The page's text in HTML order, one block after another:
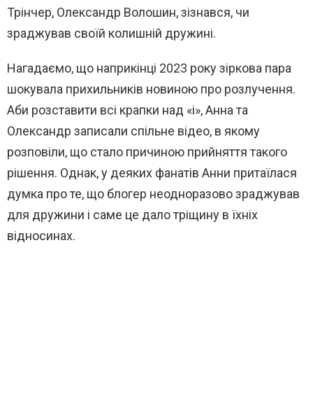
Трінчер, Олександр Волошин, зізнався, чи
зраджував своїй колишній дружині.
Нагадаємо, що наприкінці 2023 року зіркова пара
шокувала прихильників новиною про розлучення.
Аби розставити всі крапки над «і», Анна та
Олександр записали спільне відео, в якому
розповіли, що стало причиною прийняття такого
рішення. Однак, у деяких фанатів Анни притаїлася
думка про те, що блогер неодноразово зраджував
для дружини і саме це дало тріщину в їхніх
відносинах.